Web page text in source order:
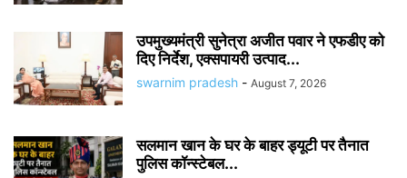
उपमुख्यमंत्री सुनेत्रा अजीत पवार ने एफडीए को
दिए निर्देश, एक्सपायरी उत्पाद...
swarnim pradesh - August 7, 2026
सलमान खान के घर के बाहर ड्यूटी पर तैनात
पुलिस कॉन्स्टेबल...